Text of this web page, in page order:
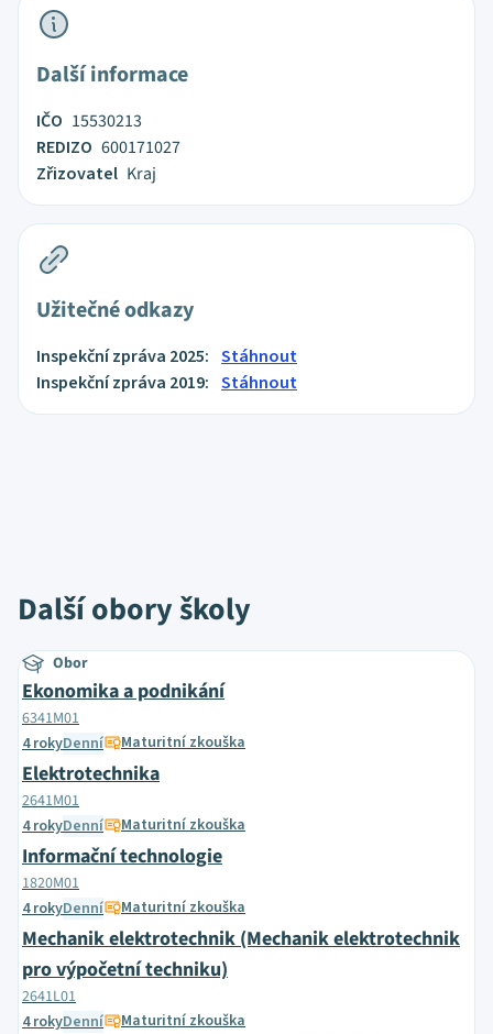
Další informace
IČO 15530213
REDIZO 600171027
Zřizovatel Kraj
Užitečné odkazy
Inspekční zpráva 2025: Stáhnout
Inspekční zpráva 2019: Stáhnout
Další obory školy
Obor
Ekonomika a podnikání
6341M01
4 rokyDenní Maturitní zkouška
Elektrotechnika
2641M01
4 rokyDenní Maturitní zkouška
Informační technologie
1820M01
4 rokyDenní Maturitní zkouška
Mechanik elektrotechnik (Mechanik elektrotechnik
pro výpočetní techniku)
2641L01
4 rokyDenní Maturitní zkouška